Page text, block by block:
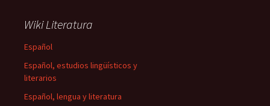
Wiki Literatura
Español
Español, estudios lingüísticos y
literarios
Español, lengua y literatura